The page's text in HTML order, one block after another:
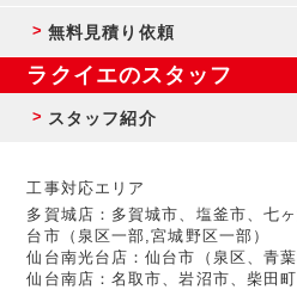
無料見積り依頼
ラクイエのスタッフ
スタッフ紹介
工事対応エリア
多賀城店：多賀城市、塩釜市、七
台市（泉区一部,宮城野区一部）
仙台南光台店：仙台市（泉区、青
仙台南店：名取市、岩沼市、柴田